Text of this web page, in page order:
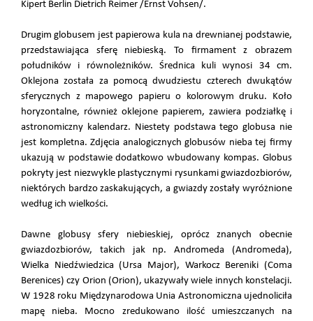
Kipert Berlin Dietrich Reimer /Ernst Vohsen/.
Drugim globusem jest papierowa kula na drewnianej podstawie,
przedstawiająca sferę niebieską. To firmament z obrazem
południków i równoleżników. Średnica kuli wynosi 34 cm.
Oklejona została za pomocą dwudziestu czterech dwukątów
sferycznych z mapowego papieru o kolorowym druku. Koło
horyzontalne, również oklejone papierem, zawiera podziałkę i
astronomiczny kalendarz. Niestety podstawa tego globusa nie
jest kompletna. Zdjęcia analogicznych globusów nieba tej firmy
ukazują w podstawie dodatkowo wbudowany kompas. Globus
pokryty jest niezwykle plastycznymi rysunkami gwiazdozbiorów,
niektórych bardzo zaskakujących, a gwiazdy zostały wyróżnione
według ich wielkości.
Dawne globusy sfery niebieskiej, oprócz znanych obecnie
gwiazdozbiorów, takich jak np. Andromeda (Andromeda),
Wielka Niedźwiedzica (Ursa Major), Warkocz Bereniki (Coma
Berenices) czy Orion (Orion), ukazywały wiele innych konstelacji.
W 1928 roku Międzynarodowa Unia Astronomiczna ujednoliciła
mapę nieba. Mocno zredukowano ilość umieszczanych na